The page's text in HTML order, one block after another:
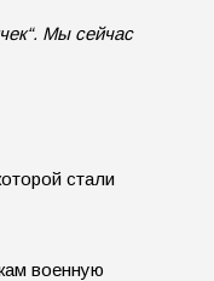
Мы сейчас
стали
военную